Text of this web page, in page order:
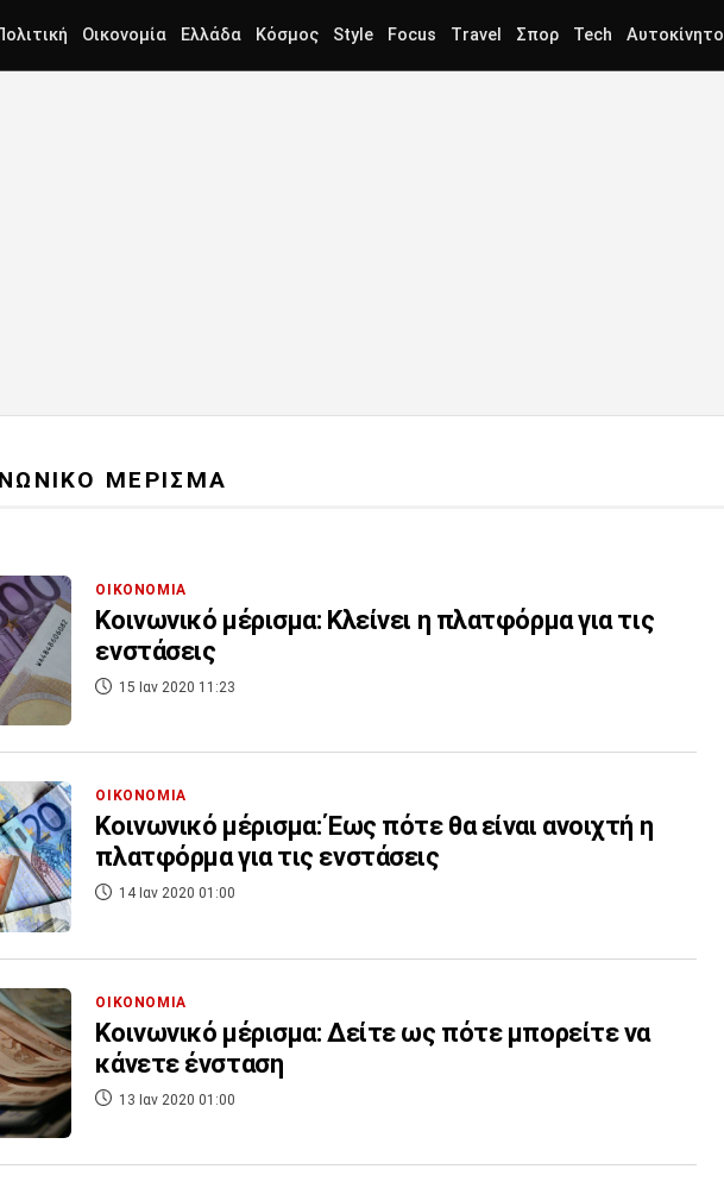
Οικονομία Ελλάδα Κόσμος Style Focus Travel Σπορ Tech Αυτοκίνητο
ΜΕΡΙΣΜΑ
ΟΙΚΟΝΟΜΙΑ
Κοινωνικό μέρισμα: Κλείνει η πλατφόρμα για τις
ενστάσεις
15 Ιαν 2020 11:23
ΟΙΚΟΝΟΜΙΑ
Κοινωνικό μέρισμα: Έως πότε θα είναι ανοιχτή η
πλατφόρμα για τις ενστάσεις
14 Ιαν 2020 01:00
ΟΙΚΟΝΟΜΙΑ
Κοινωνικό μέρισμα: Δείτε ως πότε μπορείτε να
κάνετε ένσταση
13 Ιαν 2020 01:00